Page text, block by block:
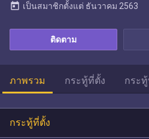
ติดตาม
today เป็นสมาชิกตั้งแต่ ธันวาคม 2563
ภาพรวม กระทู้ที่ตั้ง กระ
กระทู้ที่ตั้ง